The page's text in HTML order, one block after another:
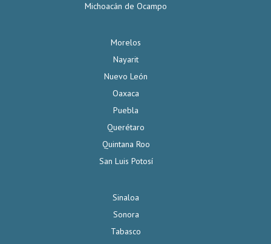
Michoacán de Ocampo
Morelos
Nayarit
Nuevo León
Oaxaca
Puebla
Querétaro
Quintana Roo
San Luis Potosí
Sinaloa
Sonora
Tabasco